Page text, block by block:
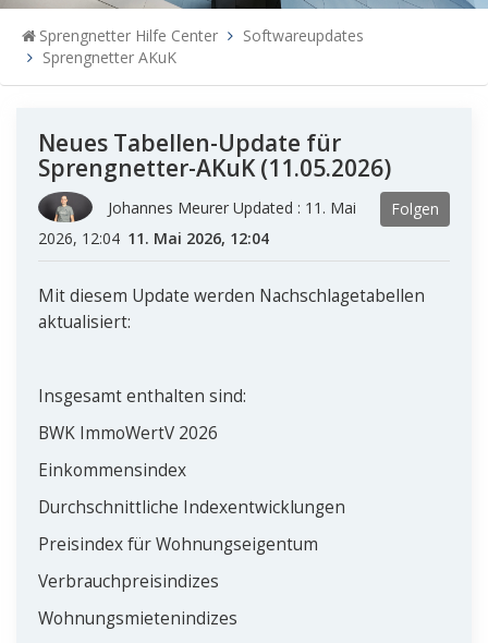
Sprengnetter Hilfe Center
Softwareupdates
Sprengnetter AKuK
Neues Tabellen-Update für
Sprengnetter-AKuK (11.05.2026)
Folgen
Johannes Meurer Updated : 11. Mai
2026, 12:04 11. Mai 2026, 12:04
Mit diesem Update werden Nachschlagetabellen
aktualisiert:
Insgesamt enthalten sind:
BWK ImmoWertV 2026
Einkommensindex
Durchschnittliche Indexentwicklungen
Preisindex für Wohnungseigentum
Verbrauchpreisindizes
Wohnungsmietenindizes